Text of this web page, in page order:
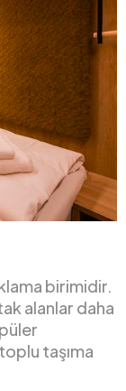
birimidir.
alanlar daha
taşıma